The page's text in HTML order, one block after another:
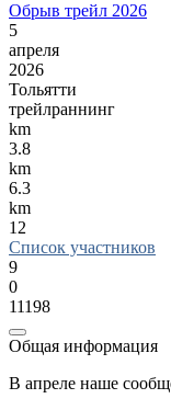
Обрыв трейл 2026
5
апреля
2026
Тольятти
трейлраннинг
km
3.8
km
6.3
km
12
Список участников
9
0
11198
Общая информация
В апреле наше